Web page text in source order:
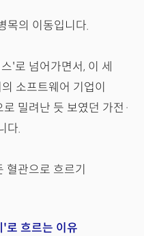
목의 이동입니다.
'로 넘어가면서, 이 세
소프트웨어 기업이
밀려난 듯 보였던 가전·
다.
관으로 흐르기
로 흐르는 이유